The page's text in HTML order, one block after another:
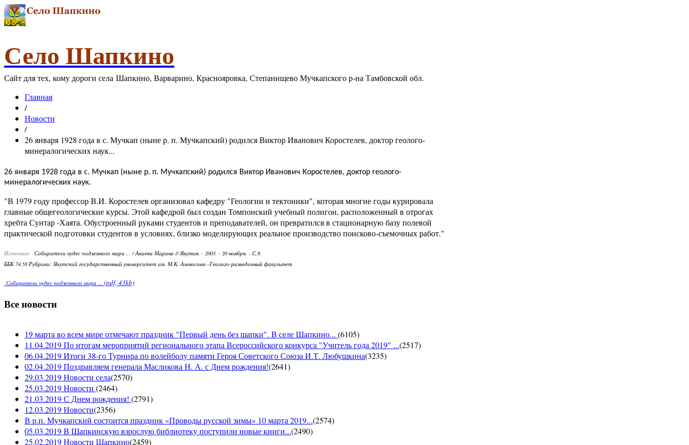
Село Шапкино
Сайт для тех, кому дороги села Шапкино, Варварино, Краснояровка, Степанищево Мучкапского р-на Тамбовской обл.
Главная
/
Новости
/
26 января 1928 года в с. Мучкап (ныне р. п. Мучкапский) родился Виктор Иванович Коростелев, доктор геолого-
минералогических наук...
26 января 1928 года в с. Мучкап (ныне р. п. Мучкапский) родился Виктор Иванович Коростелев, доктор геолого-
минералогических наук.
"В 1979 году профессор В.И. Коростелев организовал кафедру "Геологии и тектоники", которая многие годы курировала
главные общегеологические курсы. Этой кафедрой был создан Томпонский учебный полигон, расположенный в отрогах
хребта Сунтар -Хаята. Обустроенный руками студентов и преподавателей, он превратился в стационарную базу полевой
практической подготовки студентов в условиях, близко моделирующих реальное производство поисково-съемочных работ."
Источник: Собиратели чудес подземного мира ... / Акиева Марина // Якутия. - 2003. - 20 ноября. - С.8.
ББК 74.58 Рубрики: Якутский государственный университет им. М.К. Аммосова--Геолого-разведочный факультет
Собиратели чудес подземного мира ... (pdf, 43kb)
Все новости
19 марта во всем мире отмечают праздник "Первый день без шапки". В селе Шапкино... (6105)
11.04.2019 По итогам мероприятий регионального этапа Всероссийского конкурса "Учитель года 2019" ...(2517)
06.04.2019 Итоги 38-го Турнира по волейболу памяти Героя Советского Союза И.Т. Любушкина(3235)
02.04.2019 Поздравляем генерала Масликова Н. А. с Днем рождения!(2641)
29.03.2019 Новости села(2570)
25.03.2019 Новости (2464)
21.03.2019 С Днем рождения! (2791)
12.03.2019 Новости(2356)
В р.п. Мучкапский состоится праздник «Проводы русской зимы» 10 марта 2019...(2574)
05.03.2019 В Шапкинскую взрослую библиотеку поступили новые книги...(2490)
25.02.2019 Новости Шапкино(2459)